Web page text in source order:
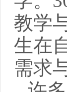
教学
生在
需求